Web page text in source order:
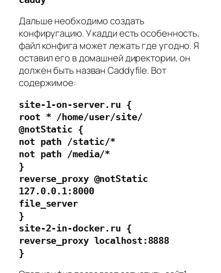
Дальше необходимо создать
конфиругацию. У кадди есть особенность,
файл конфига может лежать где угодно. Я
оставил его в домашней директории, он
должен быть назван Caddyfile. Вот
содержимое:
site-1-on-server.ru {
root * /home/user/site/
@notStatic {
not path /static/*
not path /media/*
}
reverse_proxy @notStatic
127.0.0.1:8000
file_server
}
site-2-in-docker.ru {
reverse_proxy localhost:8888
}